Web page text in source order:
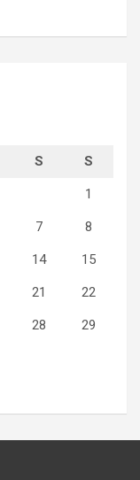
S S
1
7 8
14 15
21 22
28 29